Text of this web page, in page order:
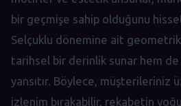
bir geçmişe sahip olduğunu
Selçuklu dönemine ait
tarihsel bir derinlik sunar hem
yansıtır. Böylece, müşterileriniz
izlenim bırakabilir, rekabetin